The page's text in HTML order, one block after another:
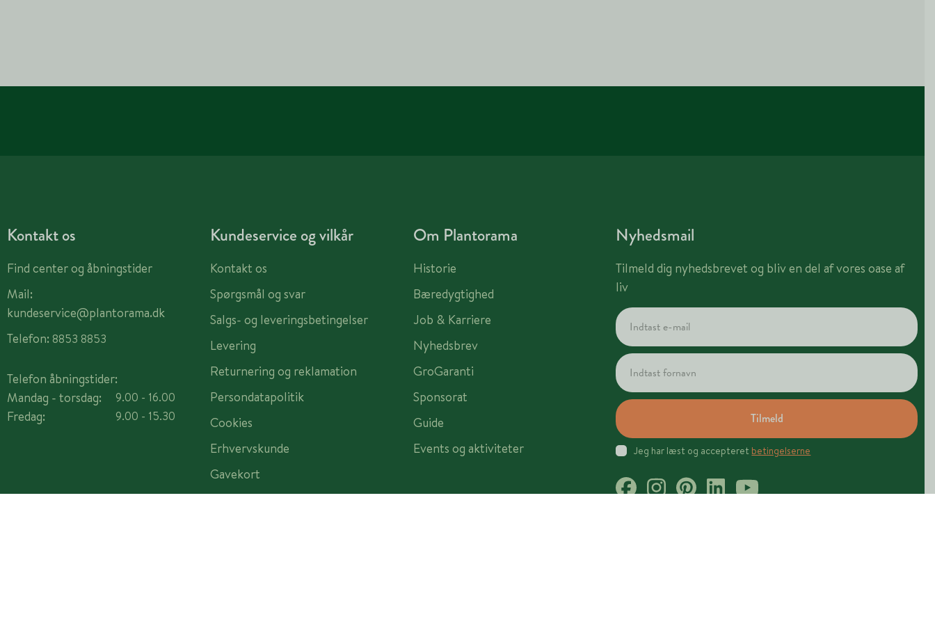
Kontakt os
Find center og åbningstider
Mail:
kundeservice@plantorama.dk
Telefon: 8853 8853
Telefon åbningstider:
Mandag - torsdag:
Fredag:
9.00 - 16.00
9.00 - 15.30
Kundeservice og vilkår
Kontakt os
Spørgsmål og svar
Salgs- og leveringsbetingelser
Levering
Returnering og reklamation
Persondatapolitik
Cookies
Erhvervskunde
Gavekort
Om Plantorama
Historie
Bæredygtighed
Job & Karriere
Nyhedsbrev
GroGaranti
Sponsorat
Guide
Events og aktiviteter
Nyhedsmail
Tilmeld dig nyhedsbrevet og bliv en del af vores oase af
liv
Tilmeld
Jeg har læst og accepteret betingelserne